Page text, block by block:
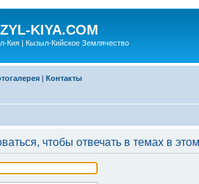
KIYA.COM
Кия | Кызыл-Кийское Землячество
| Контакты
чтобы отвечать в темах в